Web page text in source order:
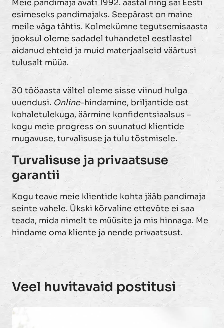
Meie pandimaja avati 1992. aastal ning sai Eesti
esimeseks pandimajaks. Seepärast on maine
meile väga tähtis. Kolmekümne tegutsemisaasta
jooksul oleme sadadel tuhandetel eestlastel
aidanud ehteid ja muid materjaalseid väärtusi
tulusalt müüa.
30 tööaasta vältel oleme sisse viinud hulga
uuendusi. Online-hindamine, briljantide ost
kohaletulekuga, äärmine konfidentsiaalsus –
kogu meie progress on suunatud klientide
mugavuse, turvalisuse ja tulu tõstmisele.
Turvalisuse ja privaatsuse
garantii
Kogu teave meie klientide kohta jääb pandimaja
seinte vahele. Ükski kõrvaline ettevõte ei saa
teada, mida nimelt te müüsite ja mis hinnaga. Me
hindame oma kliente ja nende privaatsust.
Veel huvitavaid postitusi